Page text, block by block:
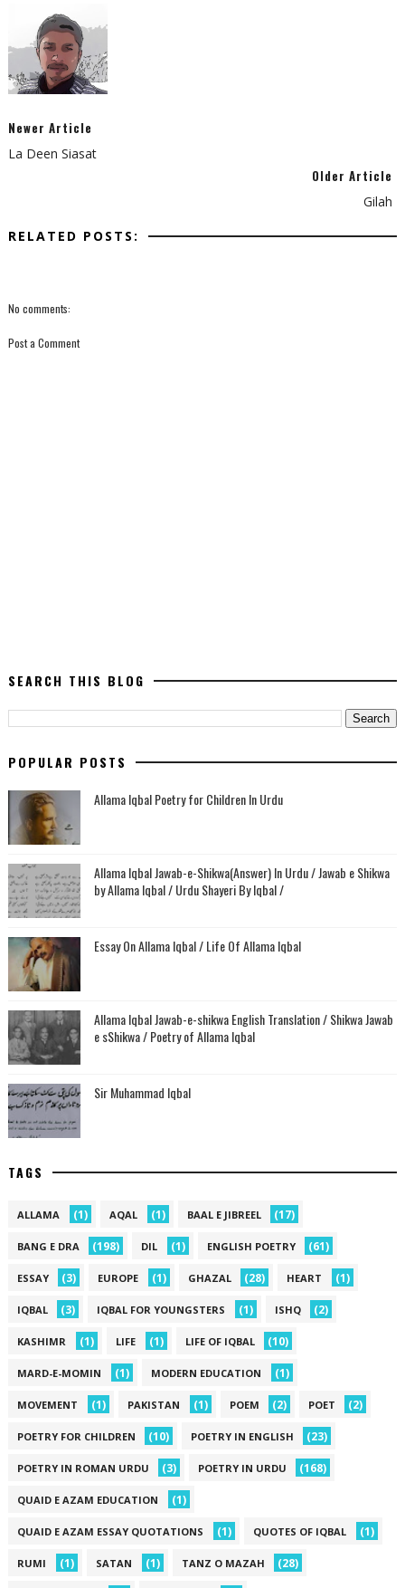
Newer Article
La Deen Siasat
Older Article
Gilah
RELATED POSTS:
No comments:
Post a Comment
SEARCH THIS BLOG
POPULAR POSTS
Allama Iqbal Poetry for Children In Urdu
Allama Iqbal Jawab-e-Shikwa(Answer) In Urdu / Jawab e Shikwa
by Allama Iqbal / Urdu Shayeri By Iqbal /
Essay On Allama Iqbal / Life Of Allama Iqbal
Allama Iqbal Jawab-e-shikwa English Translation / Shikwa Jawab
e sShikwa / Poetry of Allama Iqbal
Sir Muhammad Iqbal
TAGS
ALLAMA (1) AQAL (1) BAAL E JIBREEL (17)
BANG E DRA (198) DIL (1) ENGLISH POETRY (61)
ESSAY (3) EUROPE (1) GHAZAL (28) HEART (1)
IQBAL (3) IQBAL FOR YOUNGSTERS (1) ISHQ (2)
KASHIMR (1) LIFE (1) LIFE OF IQBAL (10)
MARD-E-MOMIN (1) MODERN EDUCATION (1)
MOVEMENT (1) PAKISTAN (1) POEM (2) POET (2)
POETRY FOR CHILDREN (10) POETRY IN ENGLISH (23)
POETRY IN ROMAN URDU (3) POETRY IN URDU (168)
QUAID E AZAM EDUCATION (1)
QUAID E AZAM ESSAY QUOTATIONS (1) QUOTES OF IQBAL (1)
RUMI (1) SATAN (1) TANZ O MAZAH (28)